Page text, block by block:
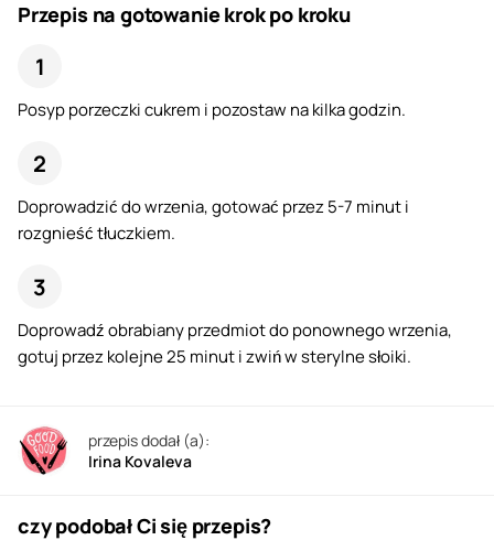
Przepis na gotowanie krok po kroku
Posyp porzeczki cukrem i pozostaw na kilka godzin.
Doprowadzić do wrzenia, gotować przez 5-7 minut i
rozgnieść tłuczkiem.
Doprowadź obrabiany przedmiot do ponownego wrzenia,
gotuj przez kolejne 25 minut i zwiń w sterylne słoiki.
przepis dodał (a):
Irina Kovaleva
czy podobał Ci się przepis?